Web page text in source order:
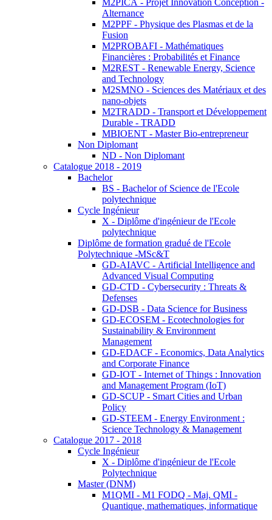
M2PICA - Projet Innovation Conception -
Alternance
M2PPF - Physique des Plasmas et de la
Fusion
M2PROBAFI - Mathématiques
Financières : Probabilités et Finance
M2REST - Renewable Energy, Science
and Technology
M2SMNO - Sciences des Matériaux et des
nano-objets
M2TRADD - Transport et Développement
Durable - TRADD
MBIOENT - Master Bio-entrepreneur
Non Diplomant
ND - Non Diplomant
Catalogue 2018 - 2019
Bachelor
BS - Bachelor of Science de l'Ecole
polytechnique
Cycle Ingénieur
X - Diplôme d'ingénieur de l'Ecole
polytechnique
Diplôme de formation gradué de l'Ecole
Polytechnique -MSc&T
GD-AIAVC - Artificial Intelligence and
Advanced Visual Computing
GD-CTD - Cybersecurity : Threats &
Defenses
GD-DSB - Data Science for Business
GD-ECOSEM - Ecotechnologies for
Sustainability & Environment
Management
GD-EDACF - Economics, Data Analytics
and Corporate Finance
GD-IOT - Internet of Things : Innovation
and Management Program (IoT)
GD-SCUP - Smart Cities and Urban
Policy
GD-STEEM - Energy Environment :
Science Technology & Management
Catalogue 2017 - 2018
Cycle Ingénieur
X - Diplôme d'ingénieur de l'Ecole
Polytechnique
Master (DNM)
M1QMI - M1 FODQ - Maj. QMI -
Quantique, mathematiques, informatique